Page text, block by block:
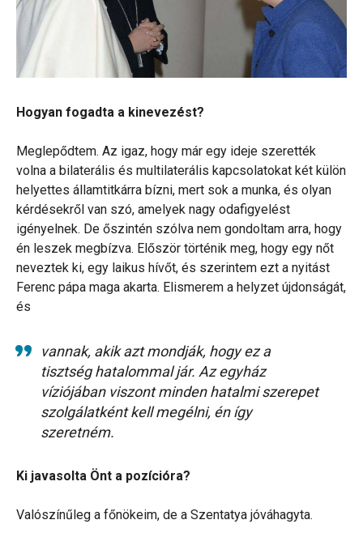
Hogyan fogadta a kinevezést?
Meglepődtem. Az igaz, hogy már egy ideje szerették
volna a bilaterális és multilaterális kapcsolatokat két külön
helyettes államtitkárra bízni, mert sok a munka, és olyan
kérdésekről van szó, amelyek nagy odafigyelést
igényelnek. De őszintén szólva nem gondoltam arra, hogy
én leszek megbízva. Először történik meg, hogy egy nőt
neveztek ki, egy laikus hívőt, és szerintem ezt a nyitást
Ferenc pápa maga akarta. Elismerem a helyzet újdonságát,
és
vannak, akik azt mondják, hogy ez a
tisztség hatalommal jár. Az egyház
víziójában viszont minden hatalmi szerepet
szolgálatként kell megélni, én így
szeretném.
Ki javasolta Önt a pozícióra?
Valószínűleg a főnökeim, de a Szentatya jóváhagyta.